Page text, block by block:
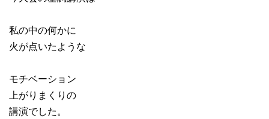
私の中の何かに
火が点いたような
モチベーション
上がりまくりの
講演でした。